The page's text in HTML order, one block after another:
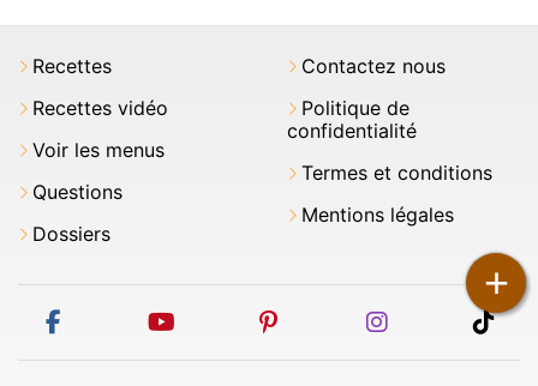
+
Recettes
Recettes vidéo
Voir les menus
Questions
Dossiers
Contactez nous
Politique de
confidentialité
Termes et conditions
Mentions légales
facebook youtube pinterest instagram